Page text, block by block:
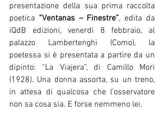
presentazione della sua prima raccolta
poetica “Ventanas – Finestre”, edita da
iQdB edizioni, venerdì 8 febbraio, al
palazzo Lambertenghi (Como), la
poetessa si è presentata a partire da un
dipinto: “La Viajera”, di Camillo Mori
(1928). Una donna assorta, su un treno,
in attesa di qualcosa che l’osservatore
non sa cosa sia. E forse nemmeno lei.